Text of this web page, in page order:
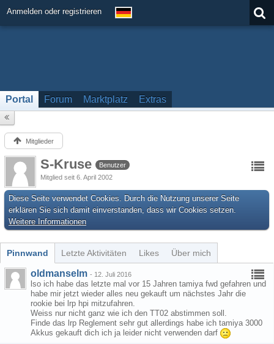
Anmelden oder registrieren
Portal Forum Marktplatz Extras
Mitglieder
S-Kruse
Benutzer
Mitglied seit 6. April 2002
Diese Seite verwendet Cookies. Durch die Nutzung unserer Seite
erklären Sie sich damit einverstanden, dass wir Cookies setzen.
Weitere Informationen
Pinnwand Letzte Aktivitäten Likes Über mich
oldmanselm - 12. Juli 2016
lso ich habe das letzte mal vor 15 Jahren tamiya fwd gefahren und
habe mir jetzt wieder alles neu gekauft um nächstes Jahr die
rookie bei lrp hpi mitzufahren.
Weiss nur nicht ganz wie ich den TT02 abstimmen soll.
Finde das lrp Reglement sehr gut allerdings habe ich tamiya 3000
Akkus gekauft dich ich ja leider nicht verwenden darf